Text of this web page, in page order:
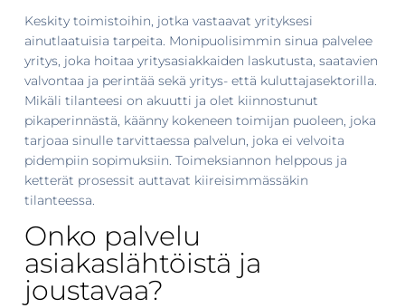
Keskity toimistoihin, jotka vastaavat yrityksesi
ainutlaatuisia tarpeita. Monipuolisimmin sinua palvelee
yritys, joka hoitaa yritysasiakkaiden laskutusta, saatavien
valvontaa ja perintää sekä yritys- että kuluttajasektorilla.
Mikäli tilanteesi on akuutti ja olet kiinnostunut
pikaperinnästä, käänny kokeneen toimijan puoleen, joka
tarjoaa sinulle tarvittaessa palvelun, joka ei velvoita
pidempiin sopimuksiin. Toimeksiannon helppous ja
ketterät prosessit auttavat kiireisimmässäkin
tilanteessa.
Onko palvelu
asiakaslähtöistä ja
joustavaa?